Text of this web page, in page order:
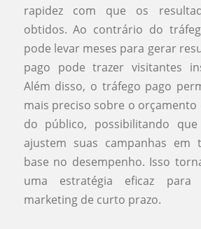
rapidez com que os
obtidos. Ao contrário do
pode levar meses para gerar
pago pode trazer visitantes
Além disso, o tráfego pago
mais preciso sobre o orçamento
do público, possibilitando
ajustem suas campanhas em
base no desempenho. Isso
uma estratégia eficaz para
marketing de curto prazo.